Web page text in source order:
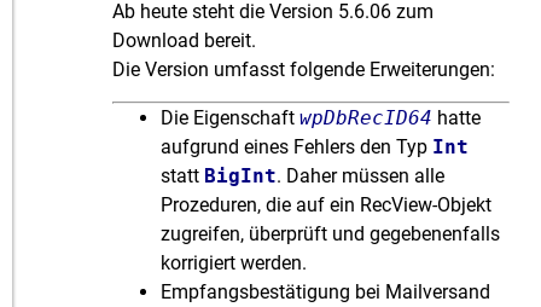
Ab heute steht die Version 5.6.06 zum
Download bereit.
Die Version umfasst folgende Erweiterungen:
Die EigenschaftwpDbRecID64 hatte
aufgrund eines Fehlers den Typ Int
statt BigInt. Daher müssen alle
Prozeduren, die auf ein RecView-Objekt
zugreifen, überprüft und gegebenenfalls
korrigiert werden.
Empfangsbestätigung bei Mailversand